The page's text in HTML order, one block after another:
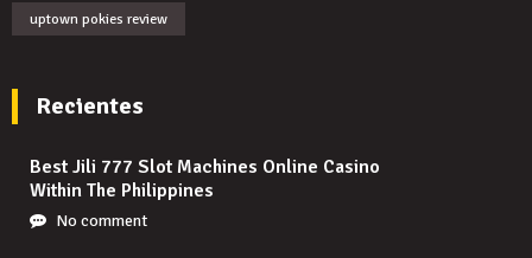
uptown pokies review
Recientes
Best Jili 777 Slot Machines Online Casino
Within The Philippines
No comment